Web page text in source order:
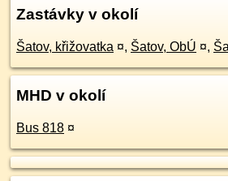
Zastávky v okolí
Šatov, křižovatka ¤, Šatov, ObÚ ¤,
MHD v okolí
Bus 818 ¤